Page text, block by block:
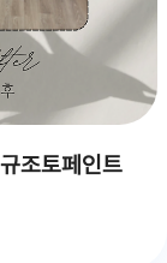
조토페인트